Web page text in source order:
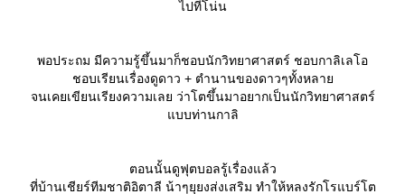
ไปที่โน่น
พอประถม มีความรู้ขึ้นมาก็ชอบนักวิทยาศาสตร์ ชอบกาลิเลโอ
ชอบเรียนเรื่องดูดาว + ตำนานของดาวๆทั้งหลา
จนเคยเขียนเรียงความเลย ว่าโตขึ้นมาอยากเป็นนักวิทยาศาสตร์
บบท่านกาลิ
ตอนนั้นดูฟุตบอลรู้เรื่องแล้ว
ที่บ้านเชียร์ทีมชาติอิตาลี น้าๆยุยงส่งเสริม ทำให้หลงรักโรแบร์โต